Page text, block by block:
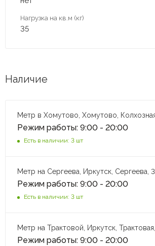
Нагрузка на кв.м (кг)
35
Наличие
Метр в Хомутово, Хомутово,
Режим работы: 9:00 - 20:00
Есть в наличии: 3 шт
Метр на Сергеева, Иркутск, Сергеева, 3
Режим работы: 9:00 - 20:00
Есть в наличии: 3 шт
Метр на Трактовой, Иркутск, Трактовая,
Режим работы: 9:00 - 20:00